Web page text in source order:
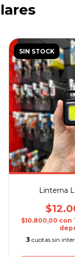
SIN STOCK
Linterna
$10.800,00 con
3 cuotas sin